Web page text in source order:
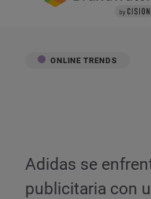
ONLINE TRENDS
Adidas se
publicitaria con